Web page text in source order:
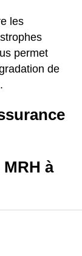
les
permet
de
à